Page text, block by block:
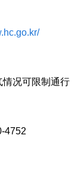
况可限制通行
4752